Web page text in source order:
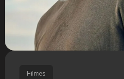
Filmes